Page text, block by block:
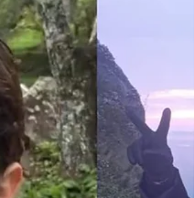
Convenhamos: "-Homem que recusa sexo com uma
garota só pode ser viado". Com toda certeza você já
ouviu alguma frase parecida com essa. Ela tem
camadas de coisa errada que não convêm destrinchar
cada uma aqui. Pelo menos, não agora, ao invés disso
te chamo a reflexão sobre uma perspectiva pouco
convencional. É perturbador perceber como a
masculinidade e a sexualidade dos homens são
frequentemente interpretadas com estereótipos
distorcidos, até mesmo por aqueles que de